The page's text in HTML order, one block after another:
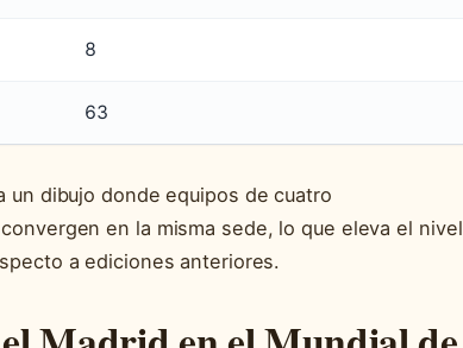
8
63
un dibujo donde equipos de cuatro
en la misma sede, lo que eleva el nivel
a ediciones anteriores.